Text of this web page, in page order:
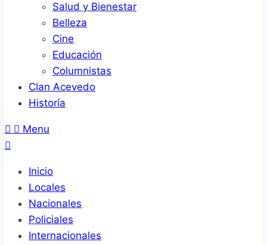
Salud y Bienestar
Belleza
Cine
Educación
Columnistas
Clan Acevedo
Historía
Menu
Inicio
Locales
Nacionales
Policiales
Internacionales